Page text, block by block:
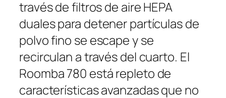
través de filtros de aire HEPA
duales para detener partículas de
polvo fino se escape y se
recirculan a través del cuarto. El
Roomba 780 está repleto de
características avanzadas que no